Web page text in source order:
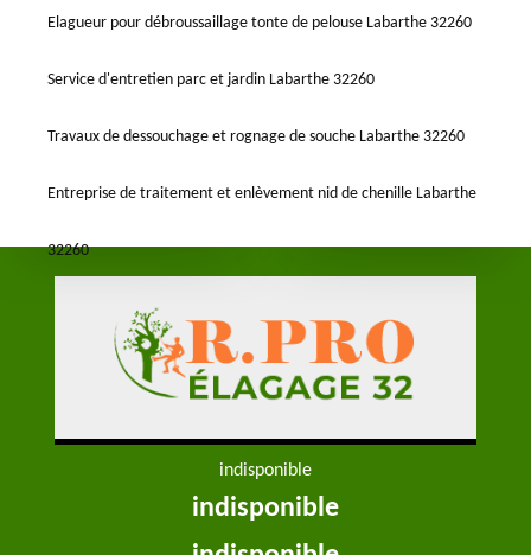
Elagueur pour débroussaillage tonte de pelouse Labarthe 32260
Service d'entretien parc et jardin Labarthe 32260
Travaux de dessouchage et rognage de souche Labarthe 32260
Entreprise de traitement et enlèvement nid de chenille Labarthe
32260
indisponible
indisponible